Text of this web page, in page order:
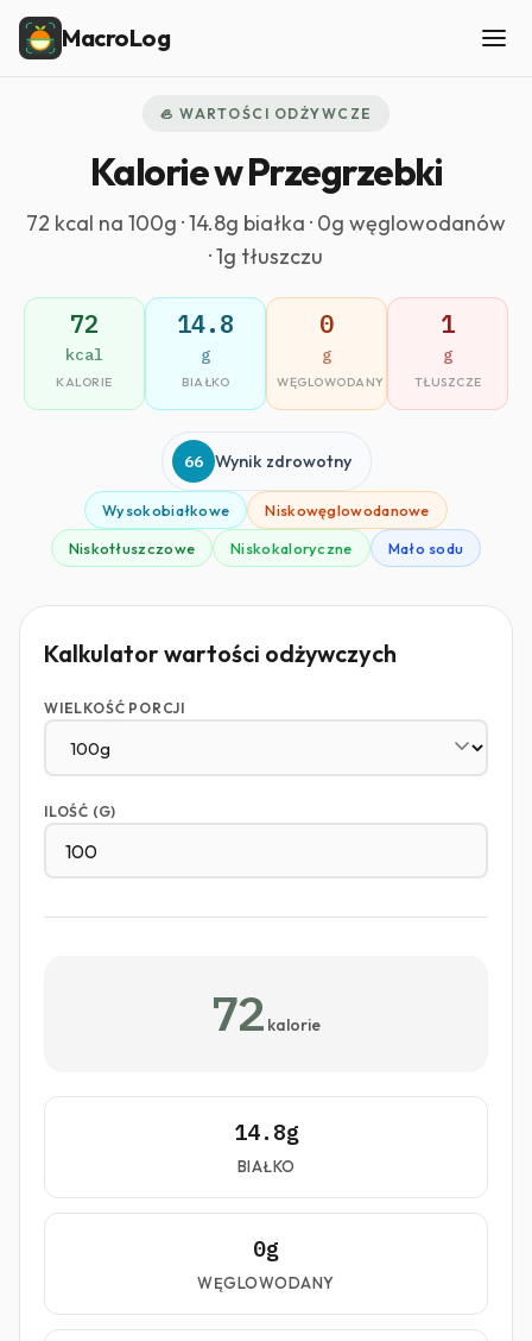
MacroLog
🦪 WARTOŚCI ODŻYWCZE
Kalorie w Przegrzebki
72 kcal na 100g · 14.8g białka · 0g węglowodanów
· 1g tłuszczu
72
kcal
KALORIE
14.8
g
BIAŁKO
0
g
WĘGLOWODANY
1
g
TŁUSZCZE
66 Wynik zdrowotny
Wysokobiałkowe
Niskowęglowodanowe
Niskotłuszczowe
Niskokaloryczne Mało sodu
Kalkulator wartości odżywczych
WIELKOŚĆ PORCJI
ILOŚĆ (G)
72 kalorie
14.8g
BIAŁKO
0g
WĘGLOWODANY